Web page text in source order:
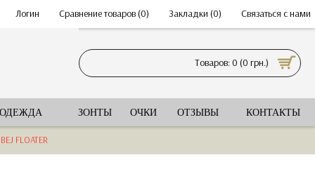
Логин Сравнение товаров (0) Закладки (0) Связаться с нами
Товаров: 0 (0 грн.)
ЗОНТЫ ОЧКИ ОТЗЫВЫ КОНТАКТЫ
FLOATER